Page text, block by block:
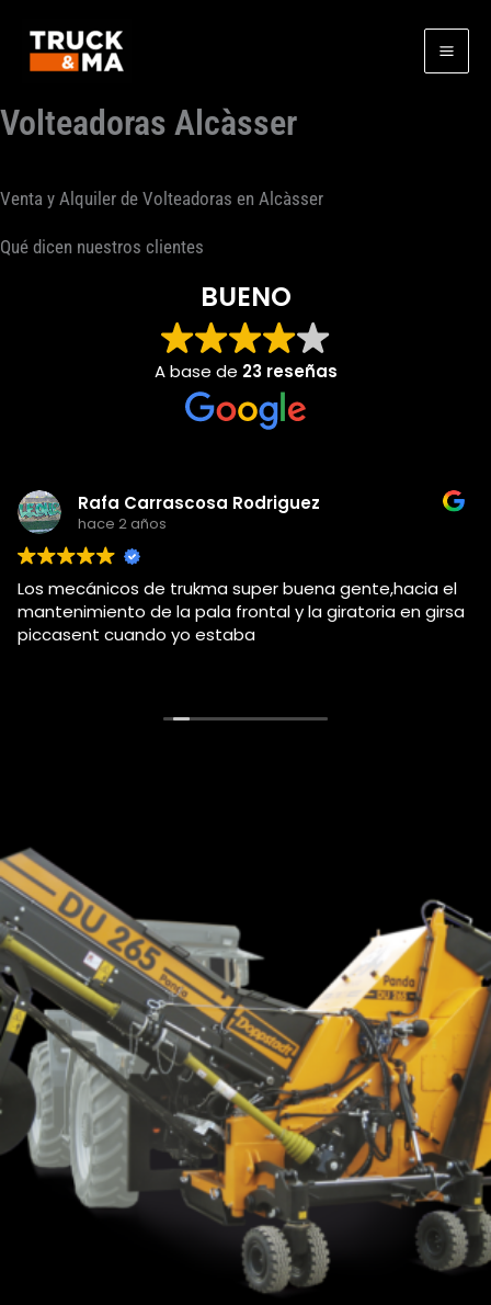
contenido
Volteadoras Alcàsser
Venta y Alquiler de Volteadoras en Alcàsser
Qué dicen nuestros clientes
BUENO
A base de 23 reseñas
Adolfo j llorems pastor
hace 4 años
Este usuario solo dejó una calificación.